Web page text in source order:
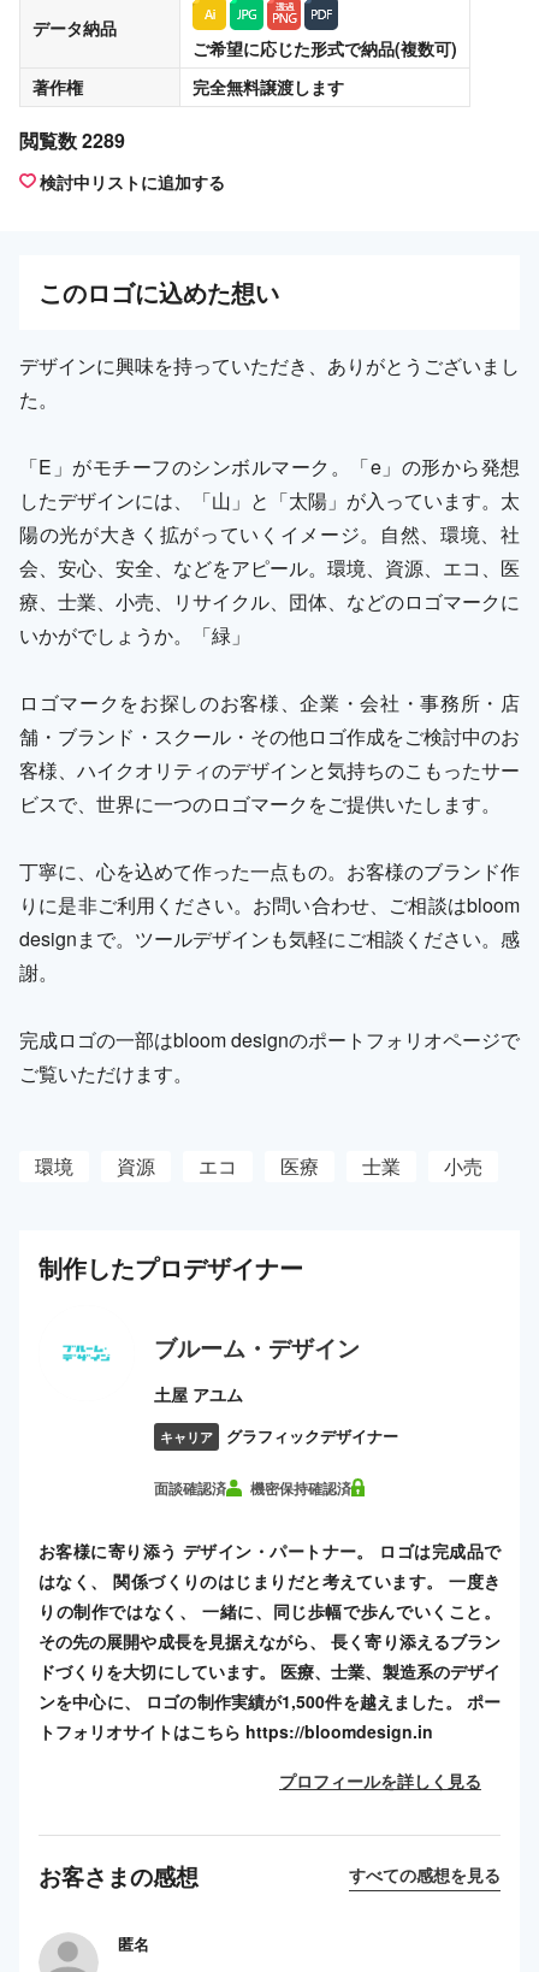
データ納品
ご希望に応じた形式で納品(複数可)
著作権
完全無料譲渡します
閲覧数 2289
検討中リストに追加する
このロゴに込めた想い
デザインに興味を持っていただき、ありがとうございまし
た。
「E」がモチーフのシンボルマーク。「e」の形から発想
したデザインには、「山」と「太陽」が入っています。太
陽の光が大きく拡がっていくイメージ。自然、環境、社
会、安心、安全、などをアピール。環境、資源、エコ、医
療、士業、小売、リサイクル、団体、などのロゴマークに
いかがでしょうか。「緑」
ロゴマークをお探しのお客様、企業・会社・事務所・店
舗・ブランド・スクール・その他ロゴ作成をご検討中のお
客様、ハイクオリティのデザインと気持ちのこもったサー
ビスで、世界に一つのロゴマークをご提供いたします。
丁寧に、心を込めて作った一点もの。お客様のブランド作
りに是非ご利用ください。お問い合わせ、ご相談はbloom
designまで。ツールデザインも気軽にご相談ください。感
謝。
完成ロゴの一部はbloom designのポートフォリオページで
ご覧いただけます。
環境 資源 エコ 医療 士業 小売
制作したプロデザイナー
ブルーム・デザイン
土屋 アユム
キャリア グラフィックデザイナー
面談確認済 機密保持確認済
お客様に寄り添う デザイン・パートナー。 ロゴは完成品で
はなく、 関係づくりのはじまりだと考えています。 一度き
りの制作ではなく、 一緒に、同じ歩幅で歩んでいくこと。
その先の展開や成長を見据えながら、 長く寄り添えるブラン
ドづくりを大切にしています。 医療、士業、製造系のデザイ
ンを中心に、 ロゴの制作実績が1,500件を越えました。 ポー
トフォリオサイトはこちら https://bloomdesign.in
プロフィールを詳しく見る
お客さまの感想 すべての感想を見る
匿名